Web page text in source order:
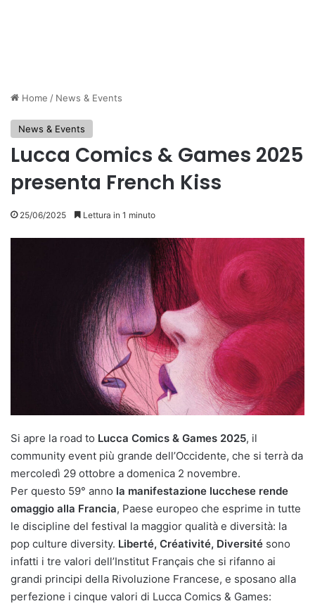
Home / News & Events
News & Events
Lucca Comics & Games 2025
presenta French Kiss
25/06/2025 Lettura in 1 minuto
Si apre la road to Lucca Comics & Games 2025, il
community event più grande dell’Occidente, che si terrà da
mercoledì 29 ottobre a domenica 2 novembre.
Per questo 59° anno la manifestazione lucchese rende
omaggio alla Francia, Paese europeo che esprime in tutte
le discipline del festival la maggior qualità e diversità: la
pop culture diversity. Liberté, Créativité, Diversité sono
infatti i tre valori dell’Institut Français che si rifanno ai
grandi principi della Rivoluzione Francese, e sposano alla
perfezione i cinque valori di Lucca Comics & Games: